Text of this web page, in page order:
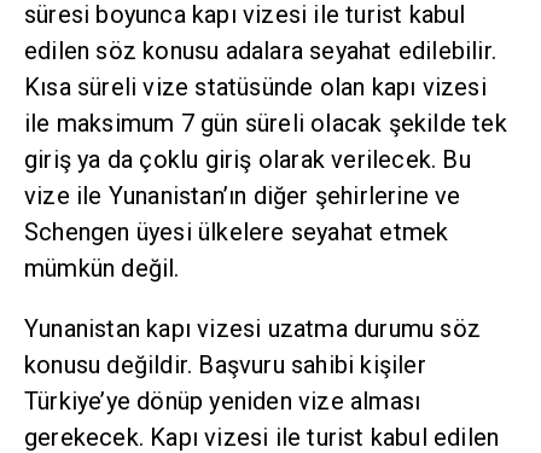
süresi boyunca kapı vizesi ile turist kabul
edilen söz konusu adalara seyahat edilebilir.
Kısa süreli vize statüsünde olan kapı vizesi
ile maksimum 7 gün süreli olacak şekilde tek
giriş ya da çoklu giriş olarak verilecek. Bu
vize ile Yunanistan’ın diğer şehirlerine ve
Schengen üyesi ülkelere seyahat etmek
mümkün değil.
Yunanistan kapı vizesi uzatma durumu söz
konusu değildir. Başvuru sahibi kişiler
Türkiye’ye dönüp yeniden vize alması
gerekecek. Kapı vizesi ile turist kabul edilen